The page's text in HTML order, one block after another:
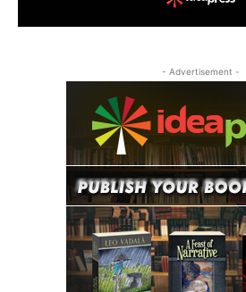
- Advertisement -